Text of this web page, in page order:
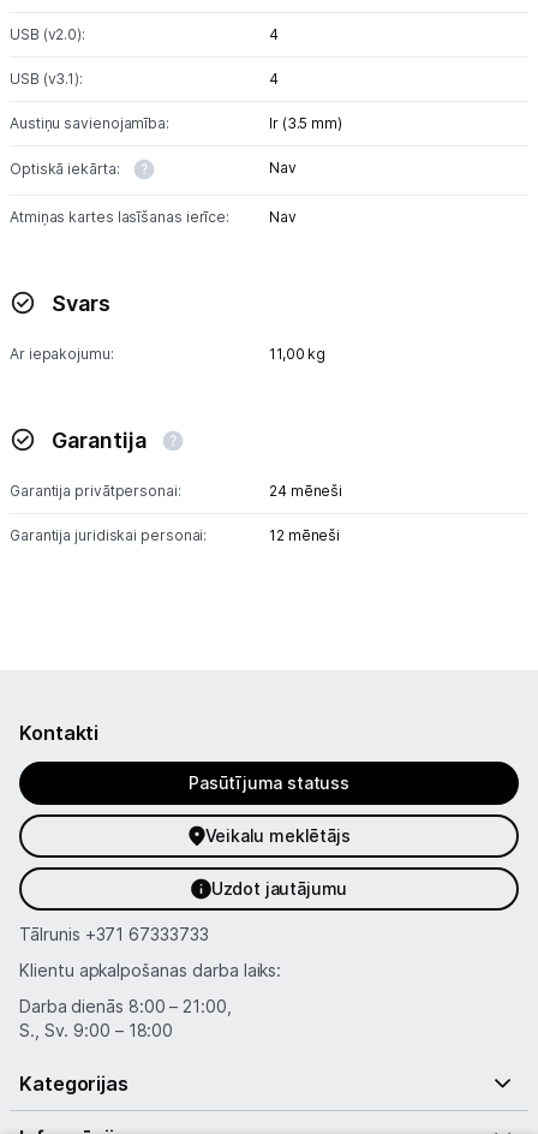
USB (v2.0): 4
USB (v3.1): 4
Austiņu savienojamība: Ir (3.5 mm)
Optiskā iekārta: Nav
Atmiņas kartes lasīšanas ierīce: Nav
Svars
Ar iepakojumu: 11,00 kg
Garantija
Garantija privātpersonai: 24 mēneši
Garantija juridiskai personai: 12 mēneši
Kontakti
Pasūtījuma statuss
Veikalu meklētājs
Uzdot jautājumu
Tālrunis +371 67333733
Klientu apkalpošanas darba laiks:
Darba dienās 8:00 – 21:00,
S., Sv. 9:00 – 18:00
Kategorijas